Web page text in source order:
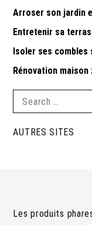
Arroser son jardin
Entretenir sa
Isoler ses
Rénovation
Search
AUTRES SITES
Les produits